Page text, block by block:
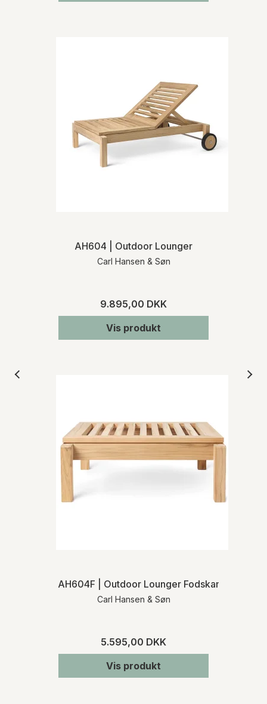
AH604 | Outdoor Lounger
Carl Hansen & Søn
9.895,00 DKK
Vis produkt
AH604F | Outdoor Lounger Fodskammel
Carl Hansen & Søn
5.595,00 DKK
Vis produkt